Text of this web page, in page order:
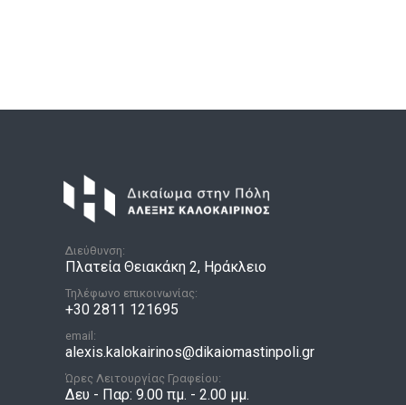
Διεύθυνση:
Πλατεία Θειακάκη 2, Ηράκλειο
Τηλέφωνο επικοινωνίας:
+30 2811 121695
email:
alexis.kalokairinos@dikaiomastinpoli.gr
Ώρες Λειτουργίας Γραφείου:
Δευ - Παρ: 9.00 πμ. - 2.00 μμ.